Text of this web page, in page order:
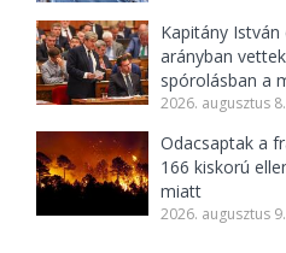
Kapitány
arányban
spórolásban a
2026. augusztus
Odacsaptak a
166 kiskorú
miatt
2026. augusztus